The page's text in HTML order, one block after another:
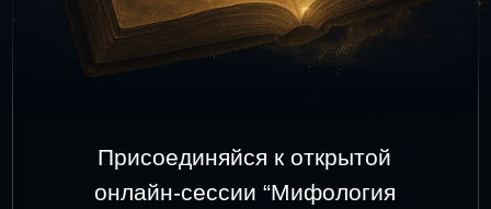
Присоединяйся к открытой
онлайн-сессии “Мифология
денег” – вместе увидим деньги